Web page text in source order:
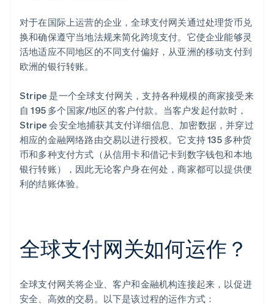
对于在国际上运营的企业，全球支付网关通过处理货币兑
换和确保遵守当地法规来简化跨境支付。它使企业能够灵
活地适应不同地区的不同支付偏好，从亚洲的移动支付到
欧洲的银行转账。
Stripe 是一个全球支付网关，支持各种规模的商家接受来
自 195 多个国家/地区的客户付款。当客户发起付款时，
Stripe 会安全地捕获其支付详细信息、加密数据，并穿过
相应的金融网络路由交易以进行授权。它支持 135 多种货
币和多种支付方式（从信用卡和借记卡到数字钱包和本地
银行转账），因此无论客户身在何处，商家都可以提供便
利的结账体验。
全球支付网关如何运作？
全球支付网关将企业、客户和金融机构连接起来，以促进
安全、高效的交易。以下是该过程的运作方式：